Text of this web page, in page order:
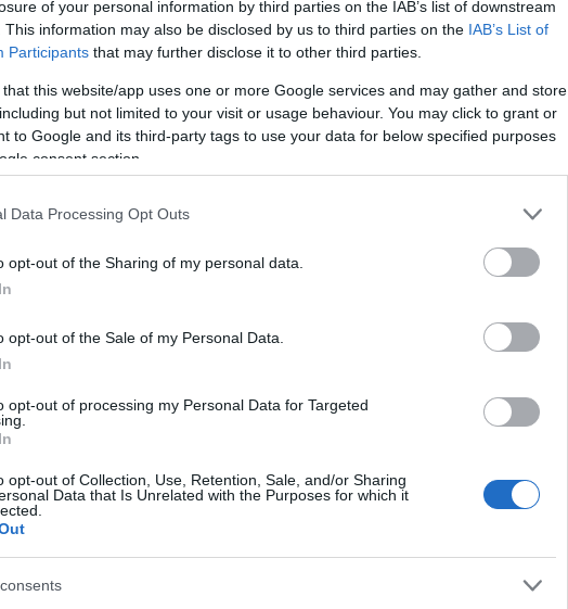
of your personal information by third parties on the IAB’s list of downstream
This information may also be disclosed by us to third parties on the IAB’s List of
Participants that may further disclose it to other third parties.
that this website/app uses one or more Google services and may gather and store
but not limited to your visit or usage behaviour. You may click to grant or
to Google and its third-party tags to use your data for below specified purposes
consent section.
Data Processing Opt Outs
opt-out of the Sharing of my personal data.
opt-out of the Sale of my Personal Data.
opt-out of processing my Personal Data for Targeted
opt-out of Collection, Use, Retention, Sale, and/or Sharing
Data that Is Unrelated with the Purposes for which it
interrogativi sulla reale efficacia delle
nei progressi.
Green Deal
dei154 obiettivianalizzati, solo32
mostra progressi positivi, ma richiede